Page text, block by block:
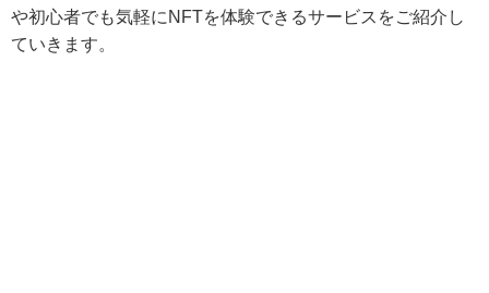
や初心者でも気軽にNFTを体験できるサービスをご紹介し
ていきます。